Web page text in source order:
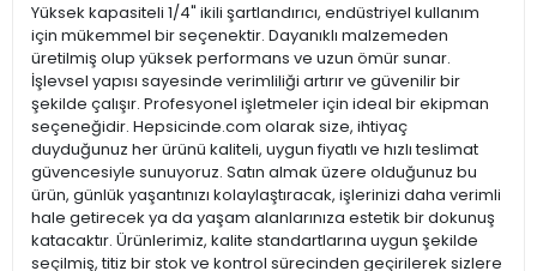
Yüksek kapasiteli 1/4" ikili şartlandırıcı, endüstriyel kullanım
için mükemmel bir seçenektir. Dayanıklı malzemeden
üretilmiş olup yüksek performans ve uzun ömür sunar.
İşlevsel yapısı sayesinde verimliliği artırır ve güvenilir bir
şekilde çalışır. Profesyonel işletmeler için ideal bir ekipman
seçeneğidir. Hepsicinde.com olarak size, ihtiyaç
duyduğunuz her ürünü kaliteli, uygun fiyatlı ve hızlı teslimat
güvencesiyle sunuyoruz. Satın almak üzere olduğunuz bu
ürün, günlük yaşantınızı kolaylaştıracak, işlerinizi daha verimli
hale getirecek ya da yaşam alanlarınıza estetik bir dokunuş
katacaktır. Ürünlerimiz, kalite standartlarına uygun şekilde
seçilmiş, titiz bir stok ve kontrol sürecinden geçirilerek sizlere